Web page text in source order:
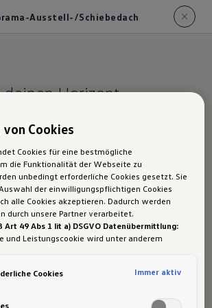
Ausstell-/Schiebedach
Horizont.
Panorama-
Schiebe­
des Tiguan
Cookies
Cookies für eine bestmögliche
die Funktionalität der Webseite zu
unbedingt erforderliche Cookies gesetzt. Sie
der einwilligungspflichtigen Cookies
alle Cookies akzeptieren. Dadurch werden
durch unsere Partner verarbeitet.
Art 49 Abs 1 lit a) DSGVO Datenübermittlung:
und Leistungscookie wird unter anderem
dort an die Google LLC) weitergibt.
Cookies Immer aktiv